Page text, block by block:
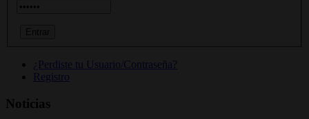
¿Perdiste tu Usuario/Contraseña?
Registro
Noticias